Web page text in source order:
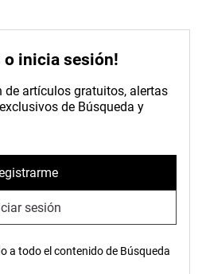
o inicia sesión!
de artículos gratuitos, alertas
de Búsqueda y
sesión
a todo el contenido de Búsqueda